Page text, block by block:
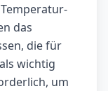
das
die für
wichtig
um